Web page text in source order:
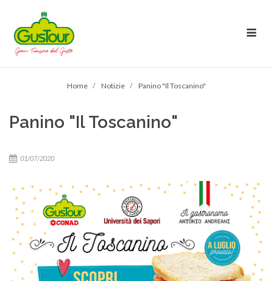
Home Notizie Panino "Il Toscanino"
Panino "Il Toscanino"
01/07/2020